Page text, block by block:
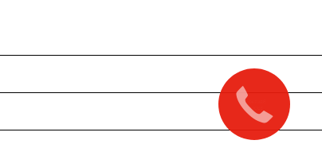
Закажите
звонок